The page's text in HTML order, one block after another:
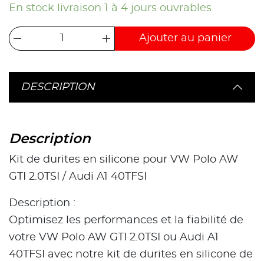
En stock livraison 1 à 4 jours ouvrables
Ajouter au panier
DESCRIPTION
Description
Kit de durites en silicone pour VW Polo AW
GTI 2.0TSI / Audi A1 40TFSI
Description :
Optimisez les performances et la fiabilité de
votre VW Polo AW GTI 2.0TSI ou Audi A1
40TFSI avec notre kit de durites en silicone de